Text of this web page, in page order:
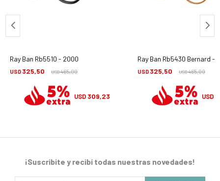
Ray Ban Rb5510 - 2000
USD 325,50 USD465,00
USD 309,23
Ray Ban Rb5430 Bernard -
USD 325,50 USD465,00
USD
¡Suscribite y recibí todas nuestras novedades!